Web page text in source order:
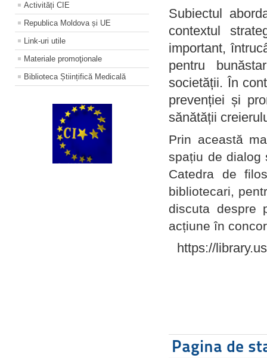
Activități CIE
Republica Moldova și UE
Link-uri utile
Materiale promoţionale
Biblioteca Științifică Medicală
Subiectul
contextul
important,
pentru
societății. În
prevenției și
sănătății
Prin această
spațiu de dialog
Catedra de
bibliotecari,
discuta despre
acțiune în
https://
Pagina de